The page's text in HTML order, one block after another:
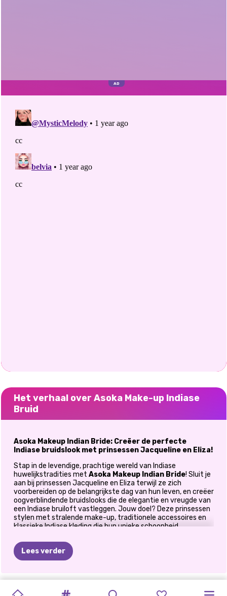
Het verhaal over Asoka Make-up Indiase
Bruid
Asoka Makeup Indian Bride: Creëer de perfecte
Indiase bruidslook met prinsessen Jacqueline en Eliza!
Stap in de levendige, prachtige wereld van Indiase
huwelijkstradities met Asoka Makeup Indian Bride! Sluit je
aan bij prinsessen Jacqueline en Eliza terwijl ze zich
voorbereiden op de belangrijkste dag van hun leven, en creëer
oogverblindende bruidslooks die de elegantie en vreugde van
een Indiase bruiloft vastleggen. Jouw doel? Deze prinsessen
stylen met stralende make-up, traditionele accessoires en
klassieke Indiase kleding die hun unieke schoonheid
huwelijksthema
bruidsmode ontdekken, van felle oogschaduw en gloeiende
blush tot ingewikkelde sieraden die liefde en voorspoed
Lees verder
TROUWJURK
ELIZA'S TROUWDAGDRAMA
ELLIE EN BFFS